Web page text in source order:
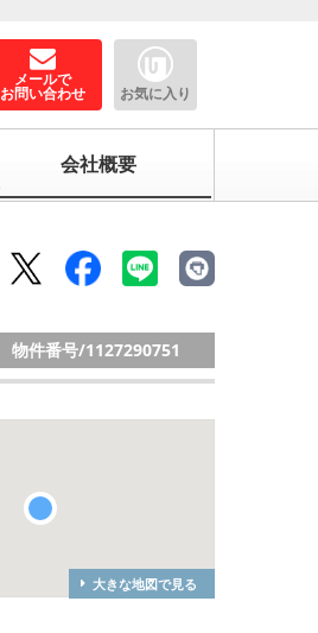
メールで
お問い合わせ お気に入り
会社概要
物件番号/1127290751
大きな地図で見る